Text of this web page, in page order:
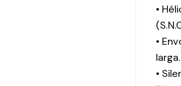
•
•
larga.
•